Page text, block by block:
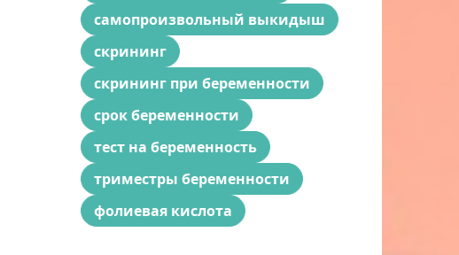
самопроизвольный выкидыш
скрининг
скрининг при беременности
срок беременности
тест на беременность
триместры беременности
фолиевая кислота